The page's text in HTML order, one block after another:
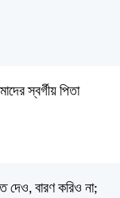
স্বর্গীয় পিতা
দেও, বারণ করিও না;